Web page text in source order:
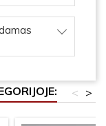
>
<